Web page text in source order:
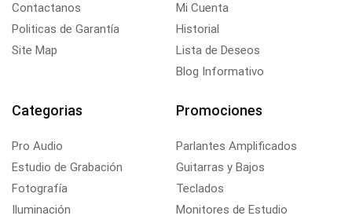
Contactanos
Politicas de Garantía
Site Map
Mi Cuenta
Historial
Lista de Deseos
Blog Informativo
Categorias
Pro Audio
Estudio de Grabación
Fotografía
Iluminación
Promociones
Parlantes Amplificados
Guitarras y Bajos
Teclados
Monitores de Estudio